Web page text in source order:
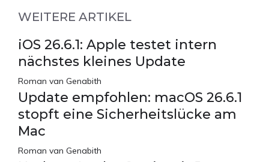
WEITERE ARTIKEL
iOS 26.6.1: Apple testet intern
nächstes kleines Update
Roman van Genabith
Update empfohlen: macOS 26.6.1
stopft eine Sicherheitslücke am
Mac
Roman van Genabith